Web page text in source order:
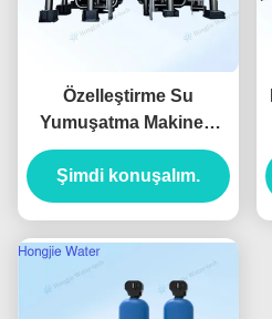
Özelleştirme Su
Yumuşatma Makinesi
0.5m3/H ️ 200m3/H Akış
Hızı
Şimdi konuşalım.